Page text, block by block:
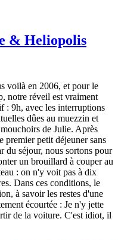
& Heliopolis
voilà en 2006, et pour le
notre réveil est vraiment
: 9h, avec les interruptions
dûes au muezzin et
de Julie. Après
premier petit déjeuner sans
du séjour, nous sortons pour
un brouillard à couper au
: on n'y voit pas à dix
Dans ces conditions, le
à savoir les restes d'une
écourtée : Je n'y jette
de la voiture. C'est idiot, il